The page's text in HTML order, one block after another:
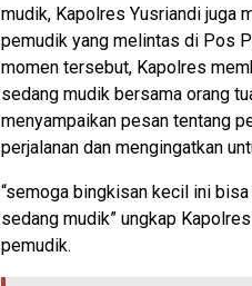
mudik, Kapolres Yusriandi juga
pemudik yang melintas di Pos
momen tersebut, Kapolres
sedang mudik bersama orang
menyampaikan pesan tentang
perjalanan dan mengingatkan
“semoga bingkisan kecil ini
sedang mudik” ungkap
pemudik.